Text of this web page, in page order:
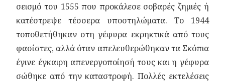
σεισμό του 1555 που προκάλεσε σοβαρές ζημιές ή
κατέστρεψε τέσσερα υποστηλώματα. Το 1944
τοποθετήθηκαν στη γέφυρα εκρηκτικά από τους
φασίστες, αλλά όταν απελευθερώθηκαν τα Σκόπια
έγινε έγκαιρη απενεργοποίησή τους και η γέφυρα
σώθηκε από την καταστροφή. Πολλές εκτελέσεις